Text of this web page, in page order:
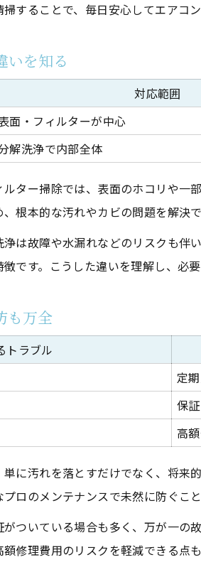
することで、毎日安心してエアコ
いを知る
対応範囲
面・フィルターが中心
解洗浄で内部全体
ター掃除では、表面のホコリや
根本的な汚れやカビの問題を解決で
は故障や水漏れなどのリスクも
です。こうした違いを理解し、必
も万全
トラブル
定
保
高
に汚れを落とすだけでなく、将
ロのメンテナンスで未然に防ぐこと
ついている場合も多く、万が一
修理費用のリスクを軽減できる点